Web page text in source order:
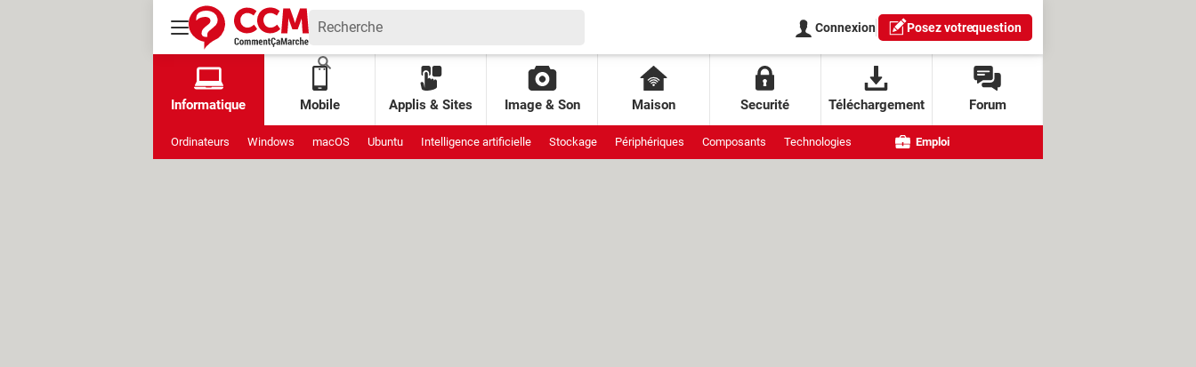
Connexion Posez votrequestion
Informatique Mobile Applis & Sites Image & Son Maison Securité Téléchargement Forum
Ordinateurs Windows macOS Ubuntu Intelligence artificielle Stockage Périphériques Composants Technologies Emploi